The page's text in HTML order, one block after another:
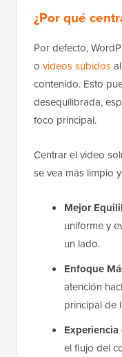
¿Por qué
Por defecto,
o videos subidos
contenido. Esto
desequilibrada,
foco principal.
Centrar el video
se vea más limpio
Mejor
uniforme y
un lado.
Enfoque
atención
principal de
el flujo del